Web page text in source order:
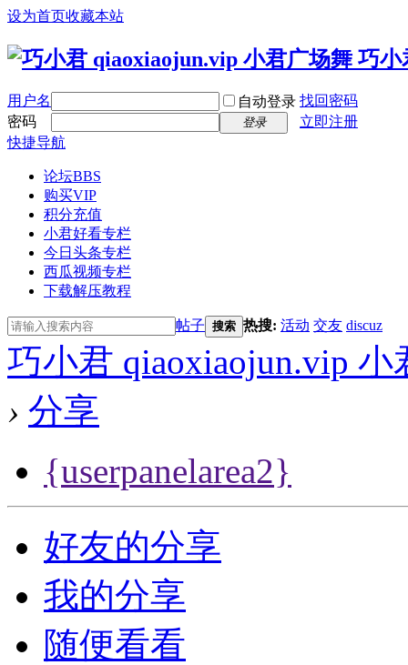
设为首页收藏本站
用户名 自动登录 找回密码
密码
登录
立即注册
快捷导航
论坛BBS
购买VIP
积分充值
小君好看专栏
今日头条专栏
西瓜视频专栏
下载解压教程
帖子 搜索 热搜: 活动 交友 discuz
巧小君 qiaoxiaojun.vip
› 分享
{userpanelarea2}
好友的分享
我的分享
随便看看